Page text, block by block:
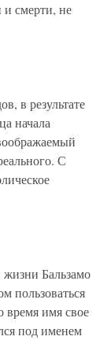
и смерти, не
в результате
начала
С
Бальзамо
пользоваться
время имя свое
под именем